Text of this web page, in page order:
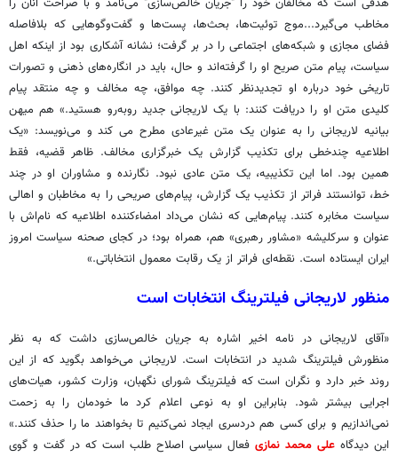
هدفی است که مخالفان خود را "جریان خالص‌سازی" می‌نامد و با صراحت آنان را
مخاطب می‌گیرد...موج توئیت‌ها، بحث‌ها، پست‌ها و گفت‌وگوهایی که بلافاصله
فضای مجازی و شبکه‌های اجتماعی را در بر گرفت؛ نشانه آشکاری بود از اینکه اهل
سیاست، پیام متن صریح او را گرفته‌اند و حال، باید در انگاره‌های ذهنی و تصورات
تاریخی خود درباره او تجدیدنظر کنند. چه موافق، چه مخالف و چه منتقد پیام
کلیدی متن او را دریافت کنند: با یک لاریجانی جدید روبه‌رو هستید.» هم میهن
بیانیه لاریجانی را به عنوان یک متن غیرعادی مطرح می کند و می‌نویسد: «یک
اطلاعیه چندخطی برای تکذیب گزارش یک خبرگزاری مخالف. ظاهر قضیه، فقط
همین بود. اما این تکذیبیه، یک متن عادی نبود. نگارنده و مشاوران او در چند
خط، توانستند فراتر از تکذیب یک گزارش، پیام‌های صریحی را به مخاطبان و اهالی
سیاست مخابره کنند. پیام‌هایی که نشان می‌داد امضاءکننده اطلاعیه که نام‌اش با
عنوان و سرکلیشه «مشاور رهبری» هم، همراه بود؛ در کجای صحنه سیاست امروز
ایران ایستاده است. نقطه‌ای فراتر از یک رقابت معمول انتخاباتی.»
منظور لاریجانی فیلترینگ انتخابات است
«آقای لاریجانی در نامه اخیر اشاره به جریان خالص‌سازی داشت که به نظر
منظورش فیلترینگ شدید در انتخابات است. لاریجانی می‌خواهد بگوید که از این
روند خبر دارد و نگران است که فیلترینگ شورای نگهبان، وزارت کشور، هیات‌های
اجرایی بیشتر شود. بنابراین او به نوعی اعلام کرد ما خودمان را به زحمت
نمی‌اندازیم و برای کسی هم دردسری ایجاد نمی‌کنیم تا بخواهند ما را حذف کنند.»
این دیدگاه علی محمد نمازی فعال سیاسی اصلاح طلب است که در گفت و گوی